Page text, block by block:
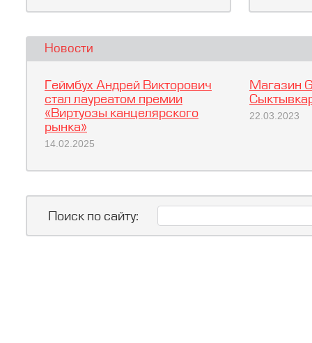
Новости
Геймбух Андрей Викторович
стал лауреатом премии
«Виртуозы канцелярского
рынка»
14.02.2025
Магазин
22.03.2023
Поиск по сайту: